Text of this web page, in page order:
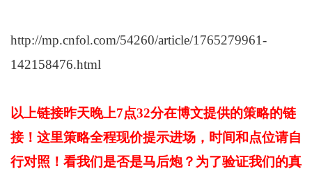
http://mp.cnfol.com/54260/article/1765279961-
以上链接昨天晚上7点32分在博文提供的策略的链
接！这里策略全程现价提示进场，时间和点位请自
行对照！看我们是否是马后炮？为了验证我们的真